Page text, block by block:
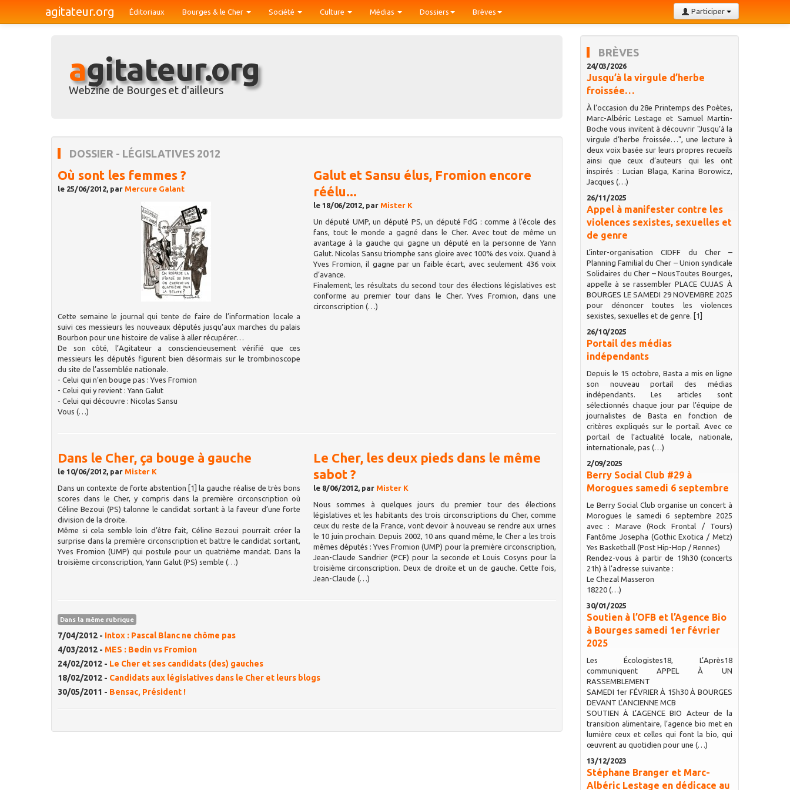
agitateur.org Participer
Éditoriaux Bourges & le Cher Société Culture Médias Dossiers Brèves
agitateur.org
Webzine de Bourges et d'ailleurs
DOSSIER - LÉGISLATIVES 2012
Où sont les femmes ?
le 25/06/2012, par Mercure Galant
Cette semaine le journal qui tente de faire de l’information locale a
suivi ces messieurs les nouveaux députés jusqu’aux marches du palais
Bourbon pour une histoire de valise à aller récupérer…
De son côté, l’Agitateur a consciencieusement vérifié que ces
messieurs les députés figurent bien désormais sur le trombinoscope
du site de l’assemblée nationale.
- Celui qui n’en bouge pas : Yves Fromion
- Celui qui y revient : Yann Galut
- Celui qui découvre : Nicolas Sansu
Vous (…)
Galut et Sansu élus, Fromion encore
réélu...
le 18/06/2012, par Mister K
Un député UMP, un député PS, un député FdG : comme à l’école des
fans, tout le monde a gagné dans le Cher. Avec tout de même un
avantage à la gauche qui gagne un député en la personne de Yann
Galut. Nicolas Sansu triomphe sans gloire avec 100% des voix. Quand à
Yves Fromion, il gagne par un faible écart, avec seulement 436 voix
d’avance.
Finalement, les résultats du second tour des élections législatives est
conforme au premier tour dans le Cher. Yves Fromion, dans une
circonscription (…)
Dans le Cher, ça bouge à gauche
le 10/06/2012, par Mister K
Dans un contexte de forte abstention [1] la gauche réalise de très bons
scores dans le Cher, y compris dans la première circonscription où
Céline Bezoui (PS) talonne le candidat sortant à la faveur d’une forte
division de la droite.
Même si cela semble loin d’être fait, Céline Bezoui pourrait créer la
surprise dans la première circonscription et battre le candidat sortant,
Yves Fromion (UMP) qui postule pour un quatrième mandat. Dans la
troisième circonscription, Yann Galut (PS) semble (…)
Le Cher, les deux pieds dans le même
sabot ?
le 8/06/2012, par Mister K
Nous sommes à quelques jours du premier tour des élections
législatives et les habitants des trois circonscriptions du Cher, comme
ceux du reste de la France, vont devoir à nouveau se rendre aux urnes
le 10 juin prochain. Depuis 2002, 10 ans quand même, le Cher a les trois
mêmes députés : Yves Fromion (UMP) pour la première circonscription,
Jean-Claude Sandrier (PCF) pour la seconde et Louis Cosyns pour la
troisième circonscription. Deux de droite et un de gauche. Cette fois,
Jean-Claude (…)
Dans la même rubrique
7/04/2012 - Intox : Pascal Blanc ne chôme pas
4/03/2012 - MES : Bedin vs Fromion
24/02/2012 - Le Cher et ses candidats (des) gauches
18/02/2012 - Candidats aux législatives dans le Cher et leurs blogs
30/05/2011 - Bensac, Président !
BRÈVES
24/03/2026
Jusqu’à la virgule d’herbe
froissée…
À l’occasion du 28e Printemps des Poètes,
Marc-Albéric Lestage et Samuel Martin-
Boche vous invitent à découvrir "Jusqu’à la
virgule d’herbe froissée…", une lecture à
deux voix basée sur leurs propres recueils
ainsi que ceux d’auteurs qui les ont
inspirés : Lucian Blaga, Karina Borowicz,
Jacques (…)
26/11/2025
Appel à manifester contre les
violences sexistes, sexuelles et
de genre
L’inter-organisation CIDFF du Cher –
Planning Familial du Cher – Union syndicale
Solidaires du Cher – NousToutes Bourges,
appelle à se rassembler PLACE CUJAS À
BOURGES LE SAMEDI 29 NOVEMBRE 2025
pour dénoncer toutes les violences
sexistes, sexuelles et de genre. [1]
26/10/2025
Portail des médias
indépendants
Depuis le 15 octobre, Basta a mis en ligne
son nouveau portail des médias
indépendants. Les articles sont
sélectionnés chaque jour par l’équipe de
journalistes de Basta en fonction de
critères expliqués sur le portail. Avec ce
portail de l’actualité locale, nationale,
internationale, pas (…)
2/09/2025
Berry Social Club #29 à
Morogues samedi 6 septembre
Le Berry Social Club organise un concert à
Morogues le samedi 6 septembre 2025
avec : Marave (Rock Frontal / Tours)
Fantôme Josepha (Gothic Exotica / Metz)
Yes Basketball (Post Hip-Hop / Rennes)
Rendez-vous à partir de 19h30 (concerts
21h) à l’adresse suivante :
Le Chezal Masseron
18220 (…)
30/01/2025
Soutien à l’OFB et l’Agence Bio
à Bourges samedi 1er février
2025
Les Écologistes18, L’Après18
communiquent APPEL À UN
RASSEMBLEMENT
SAMEDI 1er FÉVRIER À 15h30 À BOURGES
DEVANT L’ANCIENNE MCB
SOUTIEN À L’AGENCE BIO Acteur de la
transition alimentaire, l’agence bio met en
lumière ceux et celles qui font la bio, qui
œuvrent au quotidien pour une (…)
13/12/2023
Stéphane Branger et Marc-
Albéric Lestage en dédicace au